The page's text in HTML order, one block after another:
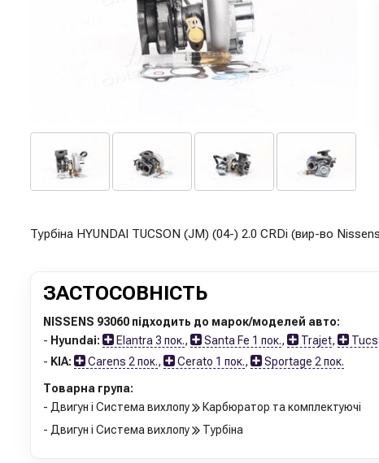
Турбіна HYUNDAI TUCSON (JM) (04-) 2.0 CRDi (вир-во
ЗАСТОСОВНІСТЬ
NISSENS 93060 підходить до марок/моделей авто:
- Hyundai: Elantra 3 пок., Santa Fe 1 пок., Trajet,
- KIA: Carens 2 пок., Cerato 1 пок., Sportage 2 пок.
Товарна група:
- Двигун і Система вихлопу
Карбюратор та комплектуючі
- Двигун і Система вихлопу
Турбіна